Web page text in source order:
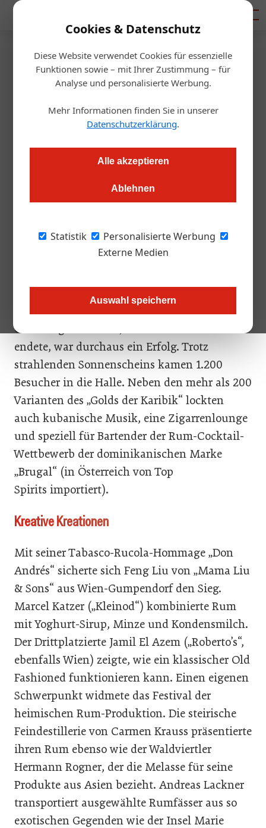
Cookies & Datenschutz
Diese Website verwendet Cookies für essenzielle
Funktionen sowie – mit Ihrer Zustimmung – für
Analyse und personalisierte Werbung.
Mehr Informationen finden Sie in unserer
Datenschutzerklärung.
Alle akzeptieren
Ablehnen
Statistik
Personalisierte Werbung
Externe Medien
Auswahl speichern
Startseite/Getränke
Gar nicht süß: Die neuen Rums
Roland Graf 06.10.2016, 10:05 Uhr
Wie vielfältig die hierzulande nach Wodka zweitbeliebteste
der kommt auch von heimischen Brennern, nicht nur aus der
Karibik
Die Erwartungshaltung war groß, als die
Besitzer des Versandhandels „Rumzentrum.at“
den Zuckerrohr-Brand ankündigten. Die
Premiere des „Rum-Festivals“ in der
Ottakringer Brauerei, das am 1. Oktober
endete, war durchaus ein Erfolg. Trotz
strahlenden Sonnenscheins kamen 1.200
Besucher in die Halle. Neben den mehr als 200
Varianten des „Golds der Karibik“ lockten
auch kubanische Musik, eine Zigarrenlounge
und speziell für Bartender der Rum-Cocktail-
Wettbewerb der dominikanischen Marke
„Brugal“ (in Österreich von Top
Spirits importiert).
Kreative Kreationen
Mit seiner Tabasco-Rucola-Hommage „Don
Andrés“ sicherte sich Feng Liu von „Mama Liu
& Sons“ aus Wien-Gumpendorf den Sieg.
Marcel Katzer („Kleinod“) kombinierte Rum
mit Yoghurt-Sirup, Minze und Kondensmilch.
Der Drittplatzierte Jamil El Azem („Roberto’s“,
ebenfalls Wien) zeigte, wie ein klassischer Old
Fashioned funktionieren kann. Einen eigenen
Schwerpunkt widmete das Festival der
heimischen Rum-Produktion. Die steirische
Feindestillerie von Carmen Krauss präsentierte
ihren Rum ebenso wie der Waldviertler
Hermann Rogner, der die Melasse für seine
Produkte aus Asien bezieht. Andreas Lackner
transportiert ausgewählte Rumfässer aus so
exotischen Gegenden wie der Insel Marie